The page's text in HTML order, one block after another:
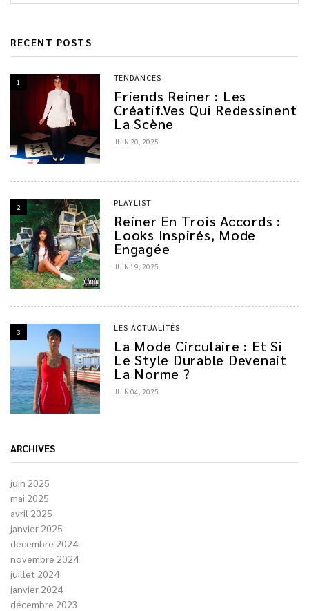
RECENT POSTS
1 TENDANCES
Friends Reiner : Les
Créatif.ves Qui Redessinent
La Scène
JUIN 20, 2025
2 PLAYLIST
Reiner En Trois Accords :
Looks Inspirés, Mode
Engagée
JUIN 19, 2025
3 LES ACTUALITÉS
La Mode Circulaire : Et Si
Le Style Durable Devenait
La Norme ?
JUIN 04, 2025
ARCHIVES
juin 2025
mai 2025
avril 2025
janvier 2025
décembre 2024
novembre 2024
juillet 2024
janvier 2024
décembre 2023